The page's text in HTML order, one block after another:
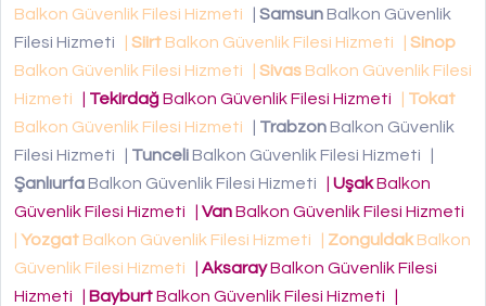
Balkon Güvenlik Filesi Hizmeti
SamsunBalkon Güvenlik
Filesi Hizmeti
Siirt Balkon Güvenlik Filesi Hizmeti
Sinop
Balkon Güvenlik Filesi Hizmeti
Sivas Balkon Güvenlik Filesi
Hizmeti
TekirdağBalkon Güvenlik Filesi Hizmeti
Tokat
Balkon Güvenlik Filesi Hizmeti
TrabzonBalkon Güvenlik
Filesi Hizmeti
TunceliBalkon Güvenlik Filesi Hizmeti
ŞanlıurfaBalkon Güvenlik Filesi Hizmeti UşakBalkon
Güvenlik Filesi Hizmeti
VanBalkon Güvenlik Filesi Hizmeti
Yozgat Balkon Güvenlik Filesi Hizmeti ZonguldakBalkon
Güvenlik Filesi Hizmeti
AksarayBalkon Güvenlik Filesi
Hizmeti
BayburtBalkon Güvenlik Filesi Hizmeti